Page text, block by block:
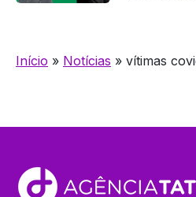
Início » Notícias » vítimas